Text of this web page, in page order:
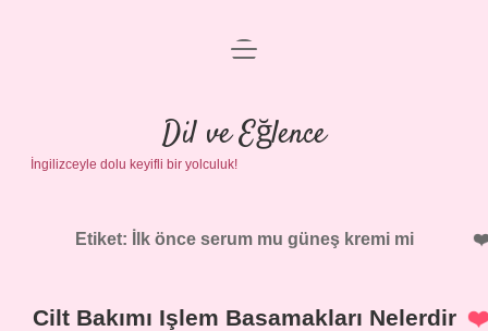
Anasayfa
Gizlilik Politikası
Yasal Uyarı
menüyü
Dil ve Eğlence
İngilizceyle dolu keyifli bir yolculuk!
Etiket: İlk önce serum mu güneş kremi mi
Cilt Bakımı Işlem Basamakları Nelerdir